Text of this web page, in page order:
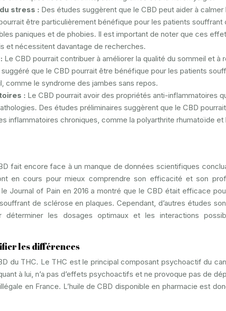
stress : Des études suggèrent que le CBD peut aider à calmer
être particulièrement bénéfique pour les patients souffrant
paniques et de phobies. Il est important de noter que ces
et nécessitent davantage de recherches.
Le CBD pourrait contribuer à améliorer la qualité du sommeil et à
que le CBD pourrait être bénéfique pour les patients
comme le syndrome des jambes sans repos.
: Le CBD pourrait avoir des propriétés anti-inflammatoires
Des études préliminaires suggèrent que le CBD
inflammatoires chroniques, comme la polyarthrite rhumatoïde et
fait encore face à un manque de données scientifiques
en cours pour mieux comprendre son efficacité et son
Journal of Pain en 2016 a montré que le CBD était efficace
de sclérose en plaques. Cependant, d’autres études
les dosages optimaux et les interactions
les différences
du THC. Le THC est le principal composant psychoactif du
à lui, n’a pas d’effets psychoactifs et ne provoque pas de
en France. L’huile de CBD disponible en pharmacie est